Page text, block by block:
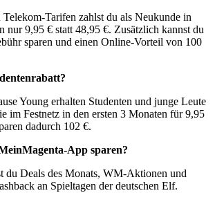
Telekom-Tarifen zahlst du als Neukunde in
nur 9,95 € statt 48,95 €. Zusätzlich kannst du
sparen und einen Online-Vorteil von 100
Young erhalten Studenten und junge Leute
im Festnetz in den ersten 3 Monaten für 9,95
dadurch 102 €.
App sparen?
du Deals des Monats, WM-Aktionen und
an Spieltagen der deutschen Elf.